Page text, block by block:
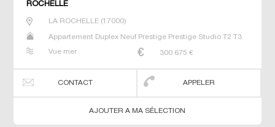
ROCHELLE
LA ROCHELLE(17000)
Appartement Duplex Neuf Prestige Prestige Studio T2 T3
Vue mer
300 675 €
CONTACT APPELER
AJOUTER A MA SÉLECTION